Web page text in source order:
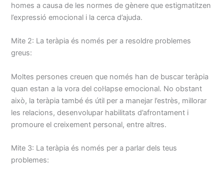
homes a causa de les normes de gènere que estigmatitzen
l’expressió emocional i la cerca d’ajuda.
Mite 2: La teràpia és només per a resoldre problemes
greus:
Moltes persones creuen que només han de buscar teràpia
quan estan a la vora del col·lapse emocional. No obstant
això, la teràpia també és útil per a manejar l’estrès, millorar
les relacions, desenvolupar habilitats d’afrontament i
promoure el creixement personal, entre altres.
Mite 3: La teràpia és només per a parlar dels teus
problemes: